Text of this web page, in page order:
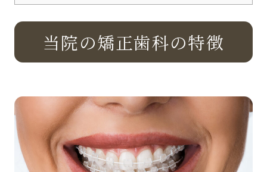
当院の矯正歯科の特徴